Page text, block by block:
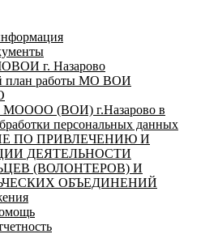
г. Назарово
план работы МО ВОИ
(ВОИ) г.Назарово в
персональных данных
ПО ПРИВЛЕЧЕНИЮ И
ДЕЯТЕЛЬНОСТИ
(ВОЛОНТЕРОВ) И
ОБЪЕДИНЕНИЙ